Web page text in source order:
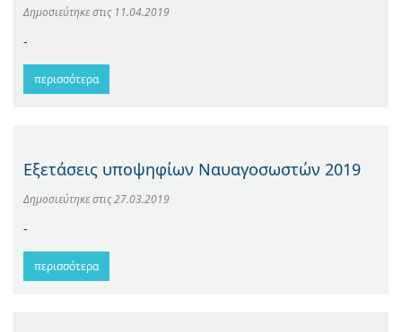
Δημοσιεύτηκε στις11.04.2019
-
περισσότερα
Εξετάσεις υποψηφίων Ναυαγοσωστών 2019
Δημοσιεύτηκε στις27.03.2019
-
περισσότερα